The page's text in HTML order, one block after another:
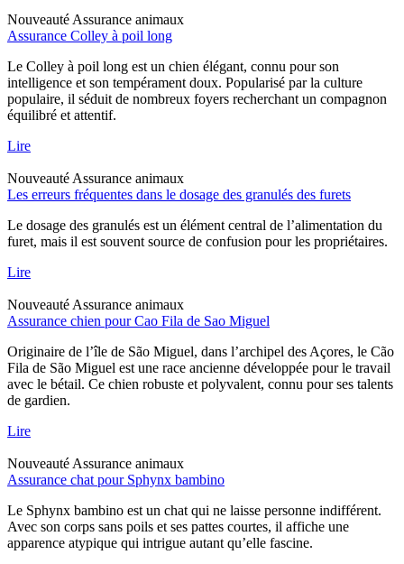
Nouveauté Assurance animaux
Assurance Colley à poil long
Le Colley à poil long est un chien élégant, connu pour son
intelligence et son tempérament doux. Popularisé par la culture
populaire, il séduit de nombreux foyers recherchant un compagnon
équilibré et attentif.
Lire
Nouveauté Assurance animaux
Les erreurs fréquentes dans le dosage des granulés des furets
Le dosage des granulés est un élément central de l’alimentation du
furet, mais il est souvent source de confusion pour les propriétaires.
Lire
Nouveauté Assurance animaux
Assurance chien pour Cao Fila de Sao Miguel
Originaire de l’île de São Miguel, dans l’archipel des Açores, le Cão
Fila de São Miguel est une race ancienne développée pour le travail
avec le bétail. Ce chien robuste et polyvalent, connu pour ses talents
de gardien.
Lire
Nouveauté Assurance animaux
Assurance chat pour Sphynx bambino
Le Sphynx bambino est un chat qui ne laisse personne indifférent.
Avec son corps sans poils et ses pattes courtes, il affiche une
apparence atypique qui intrigue autant qu’elle fascine.